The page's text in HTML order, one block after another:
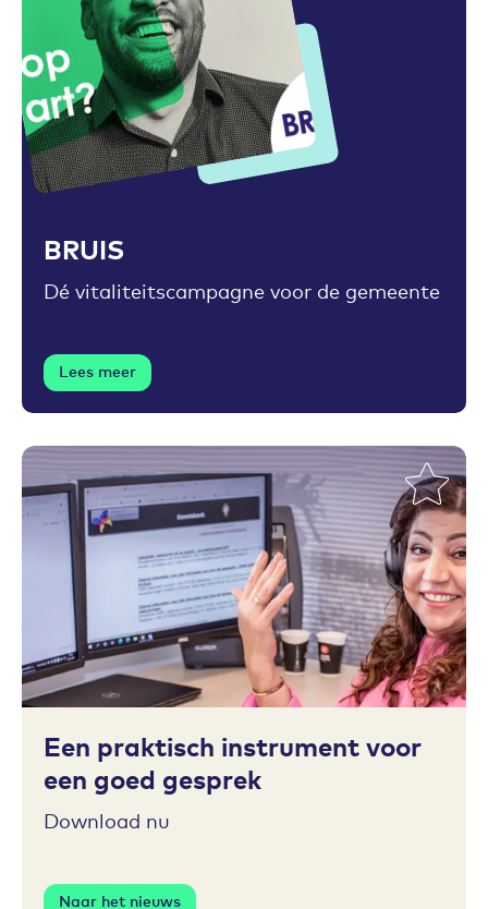
Toevoegen aan favorieten
BRUIS
Dé vitaliteitscampagne voor de gemeente
Lees meer
Toevoegen aan favorieten
Een praktisch instrument voor
een goed gesprek
Download nu
Naar het nieuws